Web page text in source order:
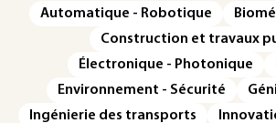
Automatique - Robotique
Construction et travaux
Électronique - Photonique
Environnement - Sécurité
Ingénierie des transports